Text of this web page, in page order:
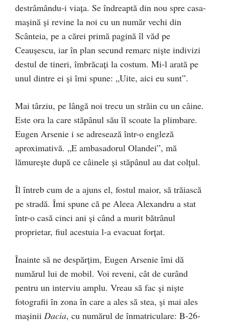
destrâmându-i viața. Se îndreaptă din nou spre casa-
mașină și revine la noi cu un număr vechi din
Scânteia, pe a cărei primă pagină îl văd pe
Ceaușescu, iar în plan secund remarc niște indivizi
destul de tineri, îmbrăcați la costum. Mi-l arată pe
unul dintre ei și îmi spune: „Uite, aici eu sunt”.
Mai târziu, pe lângă noi trecu un străin cu un câine.
Este ora la care stăpânul său îl scoate la plimbare.
Eugen Arsenie i se adresează într-o engleză
aproximativă. „E ambasadorul Olandei”, mă
lămurește după ce câinele și stăpânul au dat colțul.
Îl întreb cum de a ajuns el, fostul maior, să trăiască
pe stradă. Îmi spune că pe Aleea Alexandru a stat
într-o casă cinci ani și când a murit bătrânul
proprietar, fiul acestuia l-a evacuat forțat.
Înainte să ne despărțim, Eugen Arsenie îmi dă
numărul lui de mobil. Voi reveni, cât de curând
pentru un interviu amplu. Vreau să fac și niște
fotografii în zona în care a ales să stea, și mai ales
mașinii Dacia, cu numărul de înmatriculare: B-26-